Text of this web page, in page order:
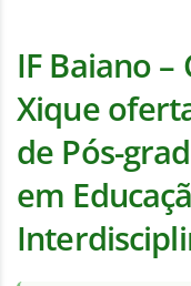
IF Baiano –
Xique
de Pós-
em